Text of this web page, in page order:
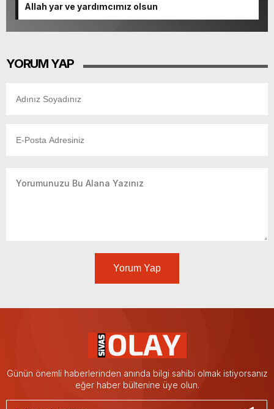
Allah yar ve yardımcımız olsun
YORUM YAP
Yorum Yap
Günün önemli haberlerinden anında bilgi sahibi olmak istiyorsanız
eğer haber bültenine üye olun.